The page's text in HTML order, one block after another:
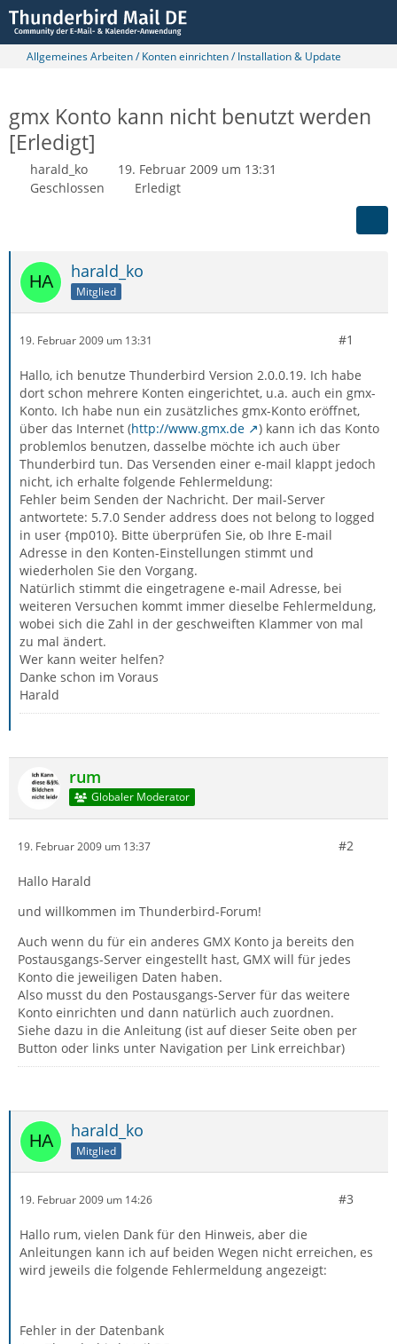
Allgemeines Arbeiten / Konten einrichten / Installation & Update
gmx Konto kann nicht benutzt werden
[Erledigt]
harald_ko
19. Februar 2009 um 13:31
Geschlossen
Erledigt
harald_ko
Mitglied
19. Februar 2009 um 13:31 #1
Hallo, ich benutze Thunderbird Version 2.0.0.19. Ich habe
dort schon mehrere Konten eingerichtet, u.a. auch ein gmx-
Konto. Ich habe nun ein zusätzliches gmx-Konto eröffnet,
über das Internet (http://www.gmx.de
) kann ich das Konto
problemlos benutzen, dasselbe möchte ich auch über
Thunderbird tun. Das Versenden einer e-mail klappt jedoch
nicht, ich erhalte folgende Fehlermeldung:
Fehler beim Senden der Nachricht. Der mail-Server
antwortete: 5.7.0 Sender address does not belong to logged
in user {mp010}. Bitte überprüfen Sie, ob Ihre E-mail
Adresse in den Konten-Einstellungen stimmt und
wiederholen Sie den Vorgang.
Natürlich stimmt die eingetragene e-mail Adresse, bei
weiteren Versuchen kommt immer dieselbe Fehlermeldung,
wobei sich die Zahl in der geschweiften Klammer von mal
zu mal ändert.
Wer kann weiter helfen?
Danke schon im Voraus
Harald
rum
Globaler Moderator
19. Februar 2009 um 13:37 #2
Hallo Harald
und willkommen im Thunderbird-Forum!
Auch wenn du für ein anderes GMX Konto ja bereits den
Postausgangs-Server eingestellt hast, GMX will für jedes
Konto die jeweiligen Daten haben.
Also musst du den Postausgangs-Server für das weitere
Konto einrichten und dann natürlich auch zuordnen.
Siehe dazu in die Anleitung (ist auf dieser Seite oben per
Button oder links unter Navigation per Link erreichbar)
harald_ko
Mitglied
19. Februar 2009 um 14:26 #3
Hallo rum, vielen Dank für den Hinweis, aber die
Anleitungen kann ich auf beiden Wegen nicht erreichen, es
wird jeweils die folgende Fehlermeldung angezeigt:
Fehler in der Datenbank